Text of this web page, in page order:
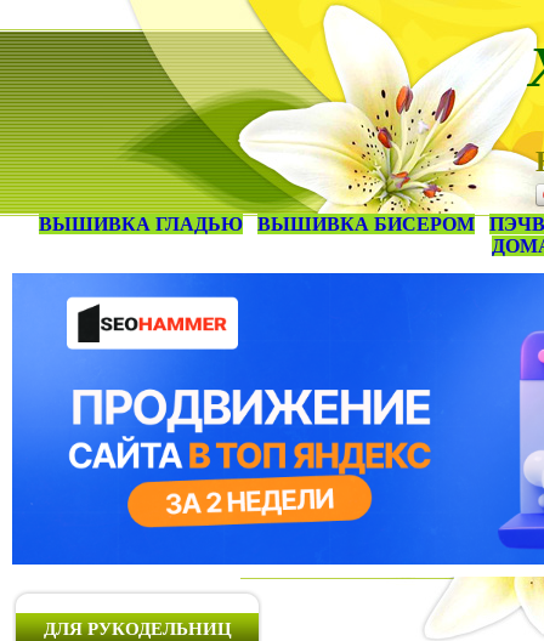
ВЫШИВКА ГЛАДЬЮ ВЫШИВКА БИСЕРОМ
ДЛЯ РУКОДЕЛЬНИЦ